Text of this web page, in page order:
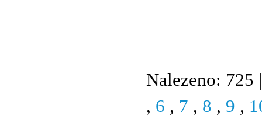
Nalezeno: 725
, 6 , 7 , 8 , 9 ,